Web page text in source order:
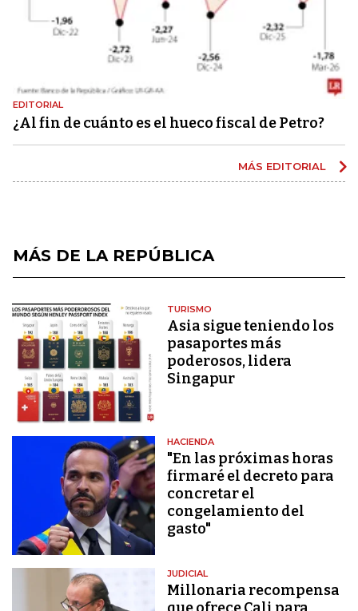
EDITORIAL
¿Al fin de cuánto es el hueco fiscal de Petro?
MÁS EDITORIAL
MÁS DE LA REPÚBLICA
TURISMO
Asia sigue teniendo los
pasaportes más
poderosos, lidera
Singapur
HACIENDA
"En las próximas horas
firmaré el decreto para
concretar el
congelamiento del
gasto"
JUDICIAL
Millonaria recompensa